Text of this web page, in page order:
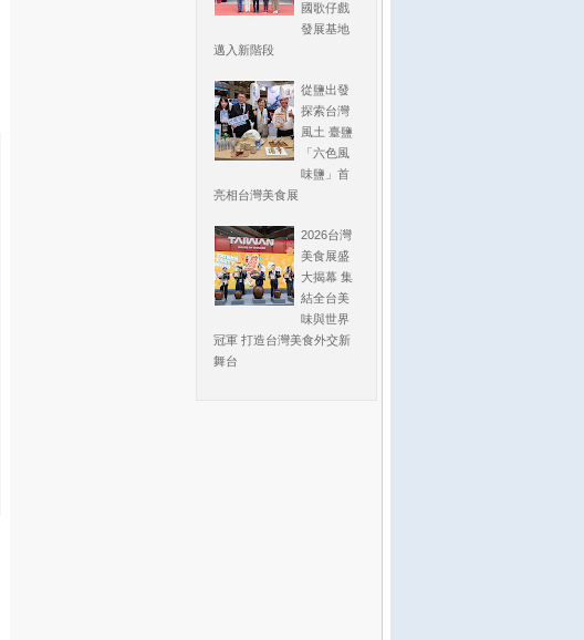
國歌仔戲
發展基地
邁入新階段
從鹽出發
探索台灣
風土 臺鹽
「六色風
味鹽」首
亮相台灣美食展
2026台灣
美食展盛
大揭幕 集
結全台美
味與世界
冠軍 打造台灣美食外交新
舞台